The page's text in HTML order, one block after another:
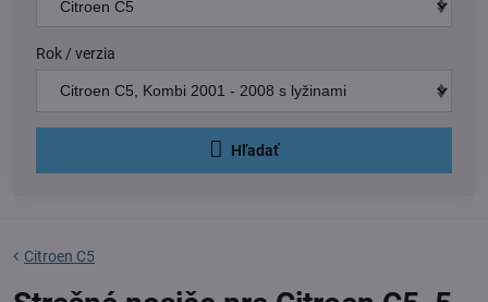
Rok / verzia
Hľadať
Citroen C5